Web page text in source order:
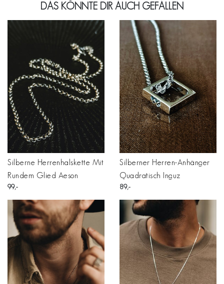
DAS KÖNNTE DIR AUCH GEFALLEN
Silberne Herrenhalskette Mit
Rundem Glied Aeson
99
Silberner Herren-Anhänger
Quadratisch Inguz
89